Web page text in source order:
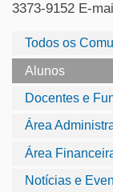
Todos os
Alunos
Docentes e
Área
Área
Notícias e
3373-9152 E-